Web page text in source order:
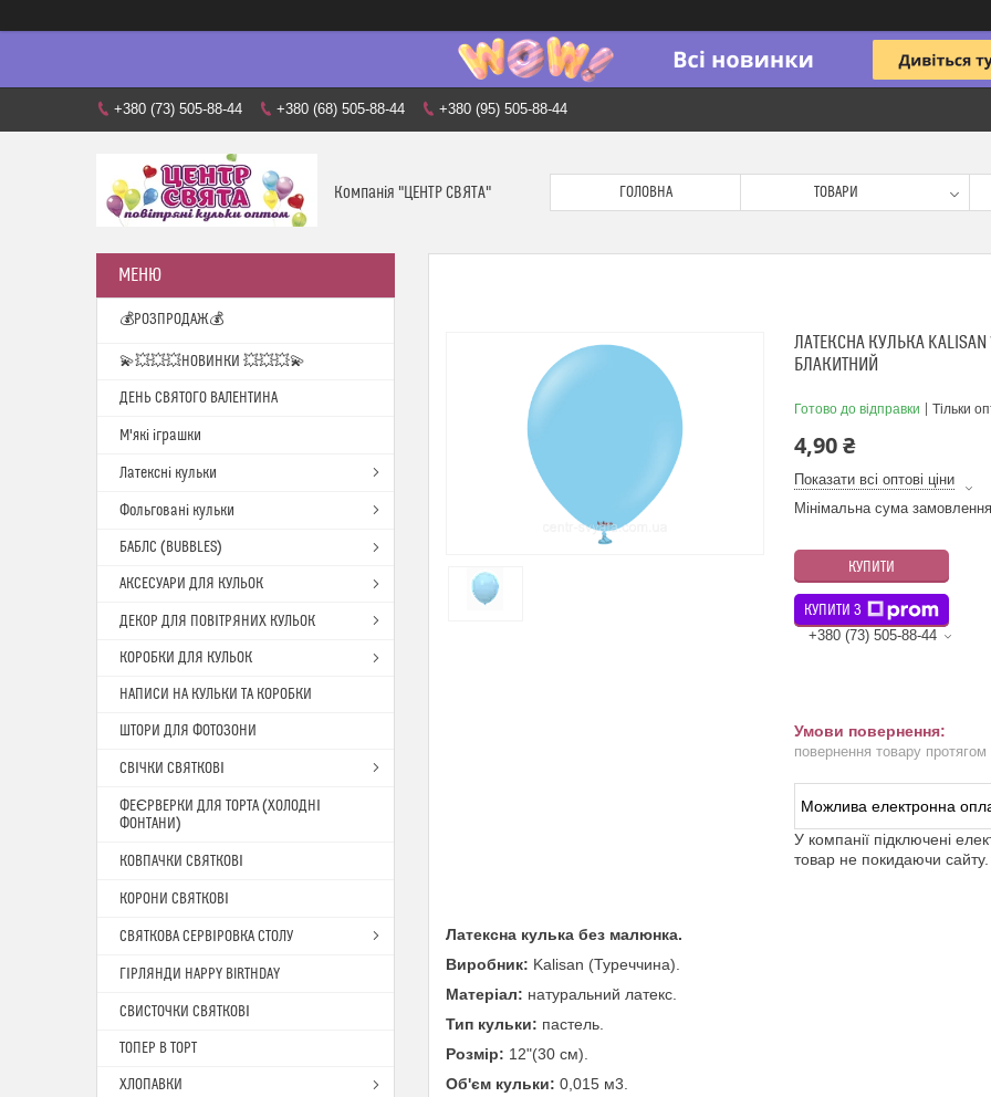
+380 (73) 505-88-44 +380 (68) 505-88-44 +380 (95) 505-88-44
Компанія "ЦЕНТР СВЯТА" ГОЛОВНА ТОВАРИ
ЛАТЕКСНА КУЛЬКА KALISAN
БЛАКИТНИЙ
Готово до відправки Тільки
4,90 ₴
Показати всі оптові ціни
Мінімальна сума
КУПИТИ
КУПИТИ З
+380 (73) 505-88-44
повернення товару
У компанії підключені
товар не покидаючи сайту.
Латексна кулька без малюнка.
Виробник: Kalisan (Туреччина).
Матеріал: натуральний латекс.
Тип кульки: пастель.
Розмір: 12"(30 см).
Об'єм кульки: 0,015 м3.
💰РОЗПРОДАЖ💰
💫💥💥💥НОВИНКИ 💥💥💥💫
ДЕНЬ СВЯТОГО ВАЛЕНТИНА
М'які іграшки
Латексні кульки
Фольговані кульки
БАБЛС (BUBBLES)
АКСЕСУАРИ ДЛЯ КУЛЬОК
ДЕКОР ДЛЯ ПОВІТРЯНИХ КУЛЬОК
КОРОБКИ ДЛЯ КУЛЬОК
НАПИСИ НА КУЛЬКИ ТА КОРОБКИ
ШТОРИ ДЛЯ ФОТОЗОНИ
СВІЧКИ СВЯТКОВІ
ФЕЄРВЕРКИ ДЛЯ ТОРТА (ХОЛОДНІ
ФОНТАНИ)
КОВПАЧКИ СВЯТКОВІ
КОРОНИ СВЯТКОВІ
СВЯТКОВА СЕРВІРОВКА СТОЛУ
ГІРЛЯНДИ HAPPY BIRTHDAY
СВИСТОЧКИ СВЯТКОВІ
ТОПЕР В ТОРТ
ХЛОПАВКИ